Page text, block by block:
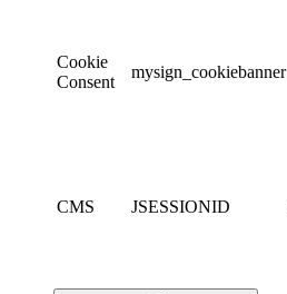
Cookie
Consent
mysign_cookiebanner
CMS JSESSIONID